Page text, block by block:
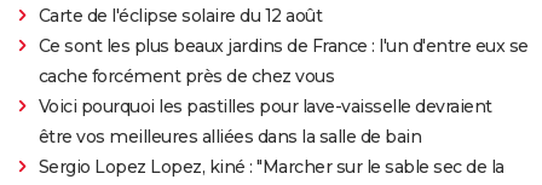
Carte de l'éclipse solaire du 12 août
Ce sont les plus beaux jardins de France : l'un d'entre eux se
cache forcément près de chez vous
Voici pourquoi les pastilles pour lave-vaisselle devraient
être vos meilleures alliées dans la salle de bain
Sergio Lopez Lopez, kiné : "Marcher sur le sable sec de la